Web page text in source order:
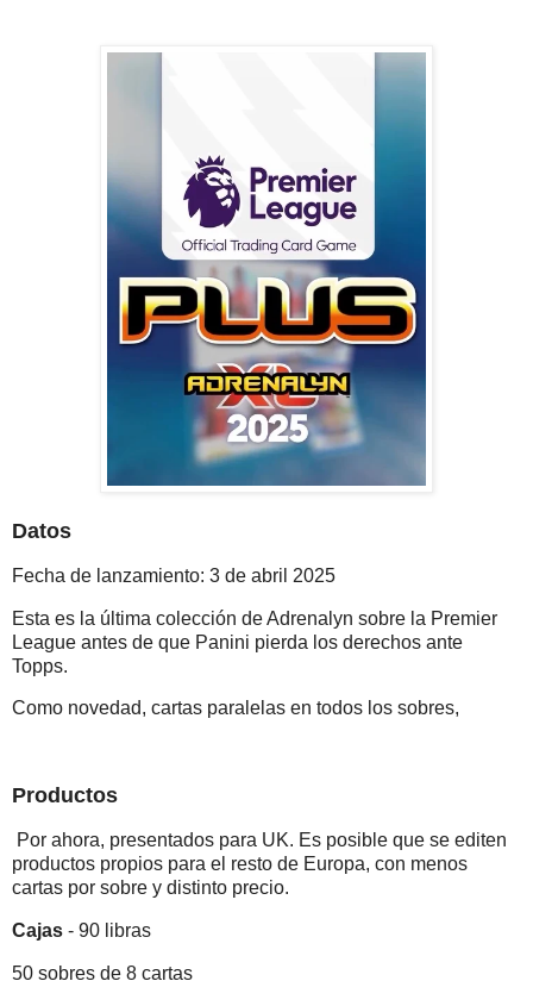
Datos
Fecha de lanzamiento: 3 de abril 2025
Esta es la última colección de Adrenalyn sobre la Premier
League antes de que Panini pierda los derechos ante
Topps.
Como novedad, cartas paralelas en todos los sobres,
Productos
Por ahora, presentados para UK. Es posible que se editen
productos propios para el resto de Europa, con menos
cartas por sobre y distinto precio.
Cajas - 90 libras
50 sobres de 8 cartas